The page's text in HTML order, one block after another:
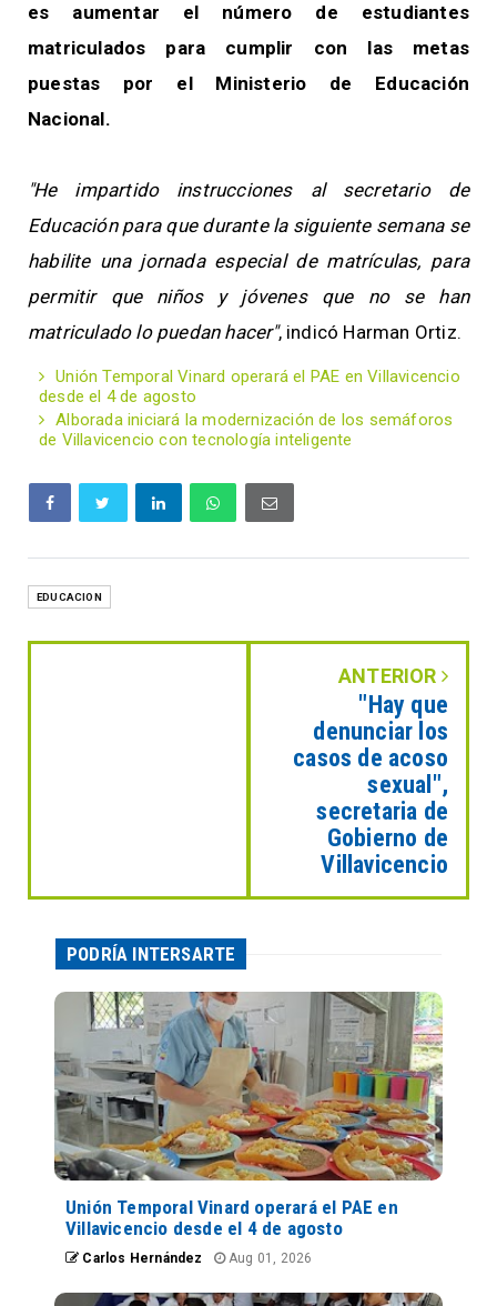
es aumentar el número de estudiantes
matriculados para cumplir con las metas
puestas por el Ministerio de Educación
Nacional.
"He impartido instrucciones al secretario de
Educación para que durante la siguiente semana se
habilite una jornada especial de matrículas, para
permitir que niños y jóvenes que no se han
matriculado lo puedan hacer", indicó Harman Ortiz.
Unión Temporal Vinard operará el PAE en Villavicencio
desde el 4 de agosto
Alborada iniciará la modernización de los semáforos
de Villavicencio con tecnología inteligente
EDUCACION
ANTERIOR
"Hay que
denunciar los
casos de acoso
sexual",
secretaria de
Gobierno de
Villavicencio
PODRÍA INTERSARTE
Unión Temporal Vinard operará el PAE en
Villavicencio desde el 4 de agosto
Carlos Hernández Aug 01, 2026